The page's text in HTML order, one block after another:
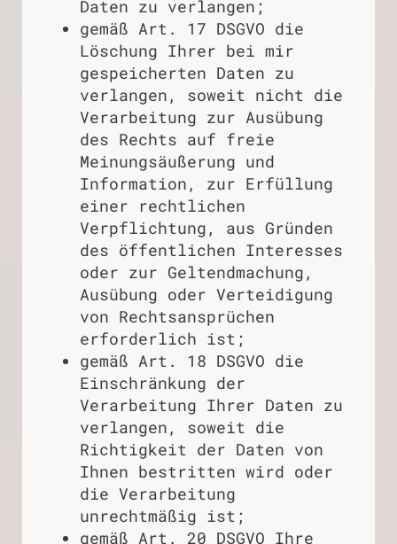
Daten zu verlangen;
gemäß Art. 17 DSGVO die
Löschung Ihrer bei mir
gespeicherten Daten zu
verlangen, soweit nicht die
Verarbeitung zur Ausübung
des Rechts auf freie
Meinungsäußerung und
Information, zur Erfüllung
einer rechtlichen
Verpflichtung, aus Gründen
des öffentlichen Interesses
oder zur Geltendmachung,
Ausübung oder Verteidigung
von Rechtsansprüchen
erforderlich ist;
gemäß Art. 18 DSGVO die
Einschränkung der
Verarbeitung Ihrer Daten zu
verlangen, soweit die
Richtigkeit der Daten von
Ihnen bestritten wird oder
die Verarbeitung
unrechtmäßig ist;
gemäß Art. 20 DSGVO Ihre